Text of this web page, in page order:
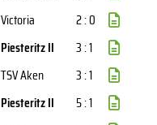
Victoria
2 : 0
Piesteritz II
3 : 1
TSV Aken
3 : 1
Piesteritz II
5 : 1